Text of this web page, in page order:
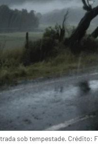
sob tempestade. Crédito: